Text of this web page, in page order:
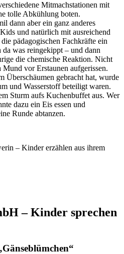
Mitmachstationen mit
tolle Abkühlung boten.
dann aber ein ganz anderes
und natürlich mit ausreichend
pädagogischen Fachkräfte ein
was reingekippt – und dann
die chemische Reaktion. Nicht
vor Erstaunen aufgerissen.
Überschäumen gebracht hat, wurde
und Wasserstoff beteiligt waren.
Sturm aufs Kuchenbuffet aus. Wer
dazu ein Eis essen und
Runde abtanzen.
– Kinder sprechen